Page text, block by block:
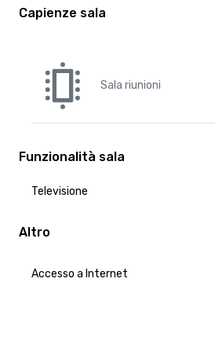
Capienze sala
Sala riunioni
Funzionalità sala
Televisione
Altro
Accesso a Internet